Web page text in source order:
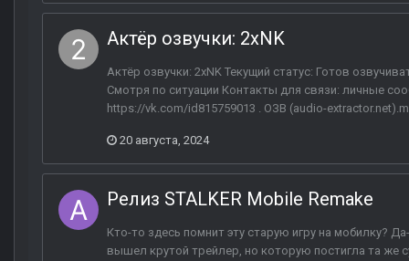
Актёр озвучки: 2xNK
Актёр озвучки: 2xNK Текущий статус: Готов
Смотря по ситуации Контакты для связи: личные
https://vk.com/id815759013 . ОЗВ (audio-
20 августа, 2024
Релиз STALKER Mobile Remake
Кто-то здесь помнит эту старую игру на мобилку?
вышел крутой трейлер, но которую постигла та же